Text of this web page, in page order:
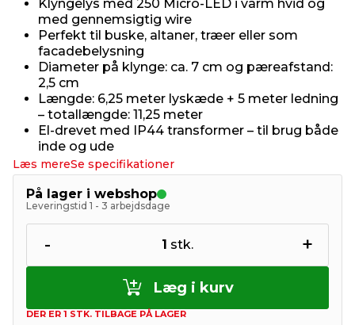
Klyngelys med 250 Micro-LED i varm hvid og
med gennemsigtig wire
Perfekt til buske, altaner, træer eller som
facadebelysning
Diameter på klynge: ca. 7 cm og pæreafstand:
2,5 cm
Længde: 6,25 meter lyskæde + 5 meter ledning
– totallængde: 11,25 meter
El-drevet med IP44 transformer – til brug både
inde og ude
Læs mereSe specifikationer
På lager i webshop
Leveringstid 1 - 3 arbejdsdage
- 1 stk. +
Læg i kurv
DER ER 1 STK. TILBAGE PÅ LAGER